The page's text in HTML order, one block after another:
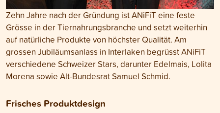
Zehn Jahre nach der Gründung ist ANiFiT eine feste
Grösse in der Tiernahrungsbranche und setzt weiterhin
auf natürliche Produkte von höchster Qualität. Am
grossen Jubiläumsanlass in Interlaken begrüsst ANiFiT
verschiedene Schweizer Stars, darunter Edelmais, Lolita
Morena sowie Alt-Bundesrat Samuel Schmid.
Frisches Produktdesign